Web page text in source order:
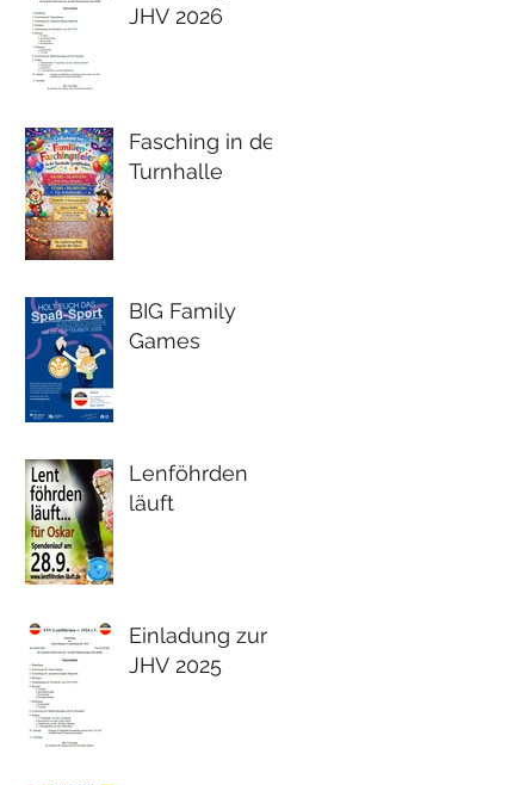
JHV 2026
Fasching in der
Turnhalle
BIG Family
Games
Lenföhrden
läuft
Einladung zur
JHV 2025